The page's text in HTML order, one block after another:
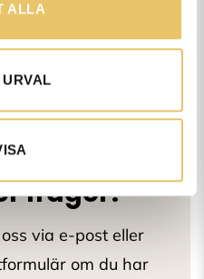
ALLA
frågor?
via e-post eller
om du har